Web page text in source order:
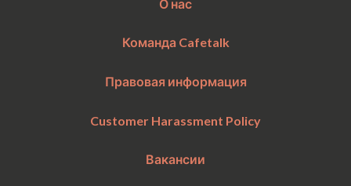
О нас
Команда Cafetalk
Правовая информация
Customer Harassment Policy
Вакансии